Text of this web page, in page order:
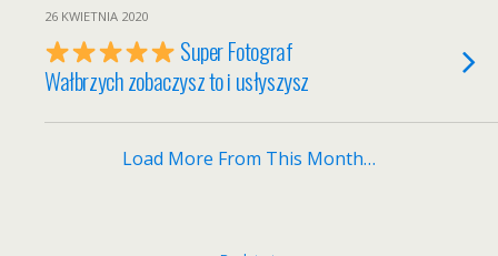
26 KWIETNIA 2020
Super Fotograf
Wałbrzych zobaczysz to i usłyszysz
Load More From This Month…